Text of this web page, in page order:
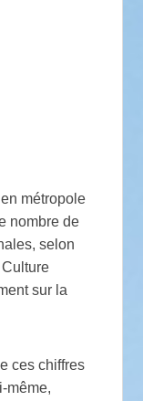
métropole
nombre de
selon
sur la
ces chiffres
même,